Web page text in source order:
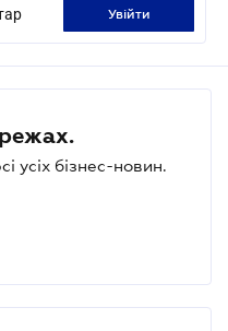
увійти
усіх бізнес-новин.